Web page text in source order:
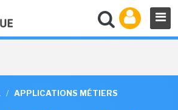
/ APPLICATIONS MÉTIERS